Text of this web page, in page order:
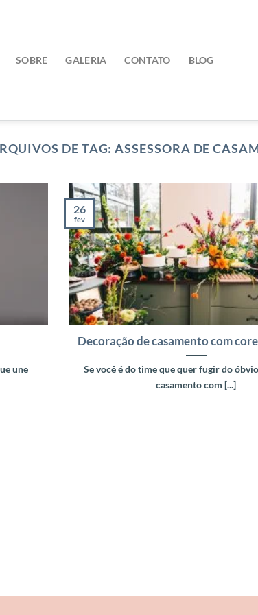
SOBRE GALERIA CONTATO BLOG
DE TAG:ASSESSORA DE
une
Decoração de casamento com
Se você é do time que quer fugir do
casamento com [...]
26
fev